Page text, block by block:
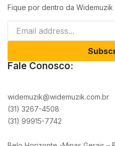
Fique por dentro da Widemuzik
Fale Conosco:
widemuzik@widemuzik.com.br
(31) 3267-4508
(31) 99915-7742